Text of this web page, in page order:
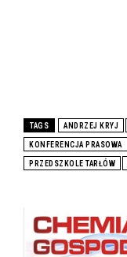
TAGS ANDRZEJ KRYJ
KONFERENCJA PRASOWA
PRZEDSZKOLE TARŁÓW